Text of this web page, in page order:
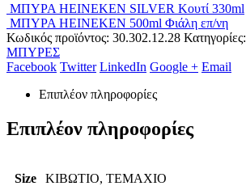
ΜΠΥΡΑ HEINEKEN SILVER Κουτί 330ml
ΜΠΥΡΑ HEINEKEN 500ml Φιάλη επ/νη
Κωδικός προϊόντος: 30.302.12.28 Κατηγορίες:
ΜΠΥΡΕΣ
Facebook Twitter LinkedIn Google + Email
Επιπλέον πληροφορίες
Επιπλέον πληροφορίες
Size ΚΙΒΩΤΙΟ, ΤΕΜΑΧΙΟ